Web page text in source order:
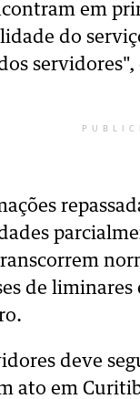
em
do
de
deve
ato em